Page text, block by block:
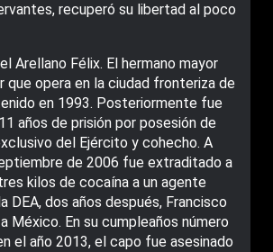
recuperó su libertad al poco
Arellano Félix. El hermano mayor
que opera en la ciudad fronteriza de
en 1993. Posteriormente fue
años de prisión por posesión de
del Ejército y cohecho. A
de 2006 fue extraditado a
kilos de cocaína a un agente
DEA, dos años después, Francisco
México. En su cumpleaños número
el año 2013, el capo fue asesinado